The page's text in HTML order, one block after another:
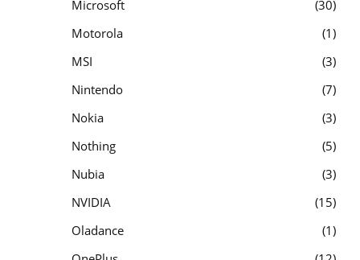
Microsoft
30
Motorola
1
MSI
3
Nintendo
7
Nokia
3
Nothing
5
Nubia
3
NVIDIA
15
Oladance
1